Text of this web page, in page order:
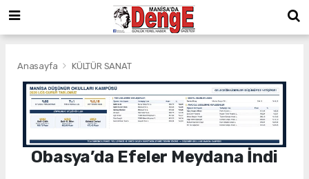
Anasayfa KÜLTÜR SANAT
Obasya’da Efeler Meydana İndi